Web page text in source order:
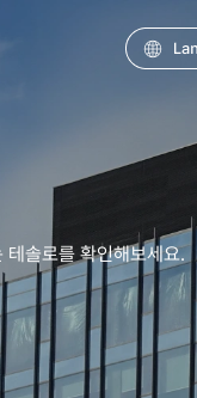
테솔로를 확인해보세요.